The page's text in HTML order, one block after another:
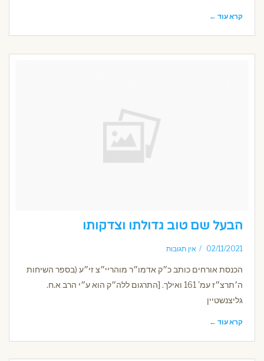
קרא עוד ←
הבעל שם טוב גדולתו וצדקותו
02/11/2021 אין תגובות
הכנסת אורחים כותב כ״ק אדמו״ר מוהריי״צ זי״ע (בספר השיחות
ה׳תרצ״ז עמ' 161 ואילך. [התרגום ללה״ק הוא ע״י הרב א.ח.
גליצנשטיין
קרא עוד ←